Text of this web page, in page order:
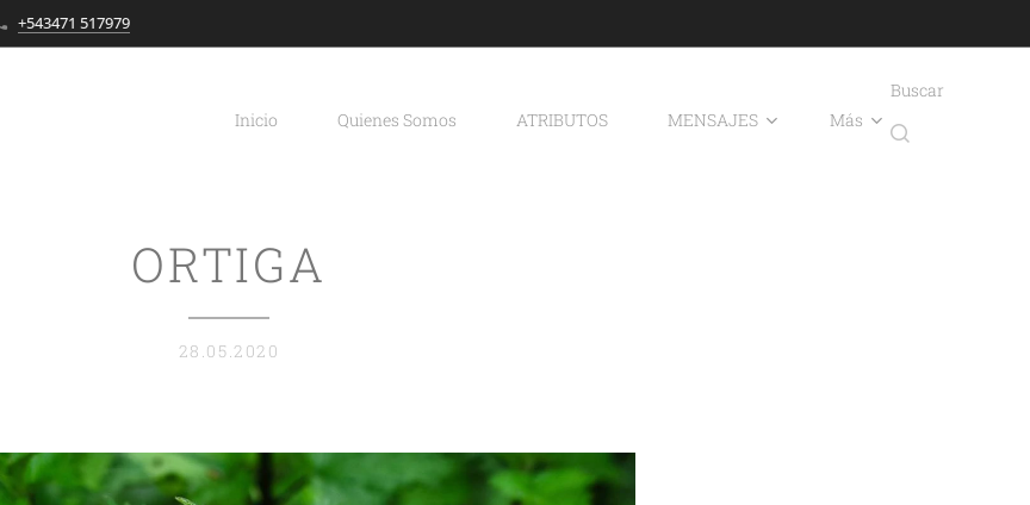
+543471 517979
Inicio Quienes Somos ATRIBUTOS MENSAJES Más
Buscar
ORTIGA
28.05.2020